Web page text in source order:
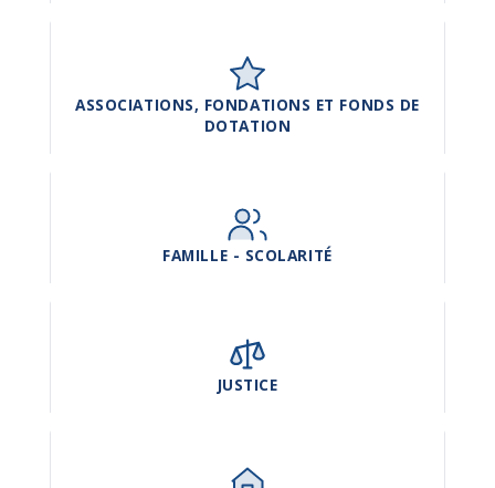
ASSOCIATIONS, FONDATIONS ET FONDS DE
DOTATION
FAMILLE - SCOLARITÉ
JUSTICE